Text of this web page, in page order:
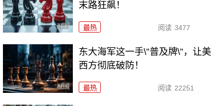
末路狂飙！
最热 阅读 3477
东大海军这一手\"普及牌\"，让美
西方彻底破防！
最热 阅读 22251